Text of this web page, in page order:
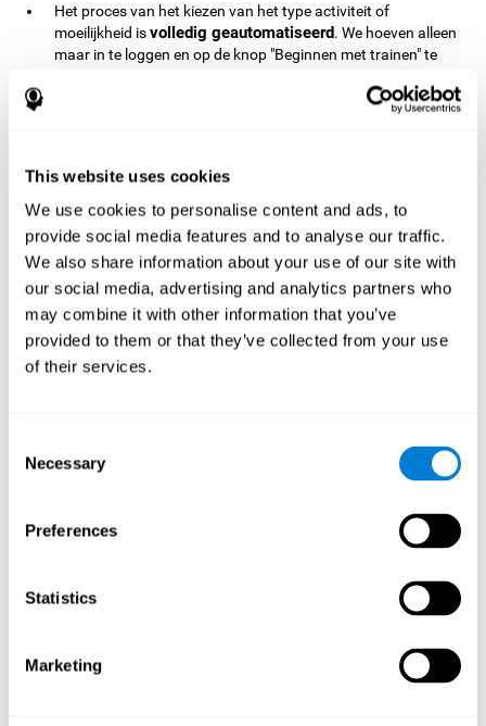
This website uses cookies
We use cookies to personalise content and ads, to
provide social media features and to analyse our traffic.
We also share information about your use of our site with
our social media, advertising and analytics partners who
may combine it with other information that you’ve
provided to them or that they’ve collected from your use
of their services.
Selection
Necessary
Preferences
Statistics
Marketing
Het proces van het kiezen van het type activiteit of
moeilijkheid isvolledig geautomatiseerd. We hoeven alleen
maar in te loggen en op de knop "Beginnen met trainen" te
beslissingen op basis van ons huidige cognitieve profiel.
enlaat ons toe om volledig te focussen op de activiteit
Als eenonline platform in 19 talen, is hetzeer
toegankelijk is voor de meerderheid van de bevolking.
We hebben alleen toegang tot Internet en een computer,
tablet of smartphone nodig Als gevolg van deze eenvoudige
manier om toegang te krijgen tot CogniFit, maakt deze tool
cognitieve stimulatie voor kinderen op afstand mogelijk.
CogniFit wordt aanbevolen voor kinderen